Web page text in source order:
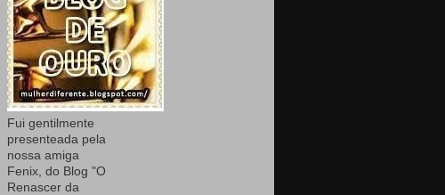
Fui gentilmente
presenteada pela
nossa amiga
Fenix, do Blog "O
Renascer da